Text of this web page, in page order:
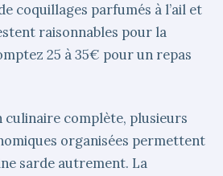
coquillages parfumés à l’ail et
raisonnables pour la
25 à 35€ pour un repas
culinaire complète, plusieurs
organisées permettent
sarde autrement. La